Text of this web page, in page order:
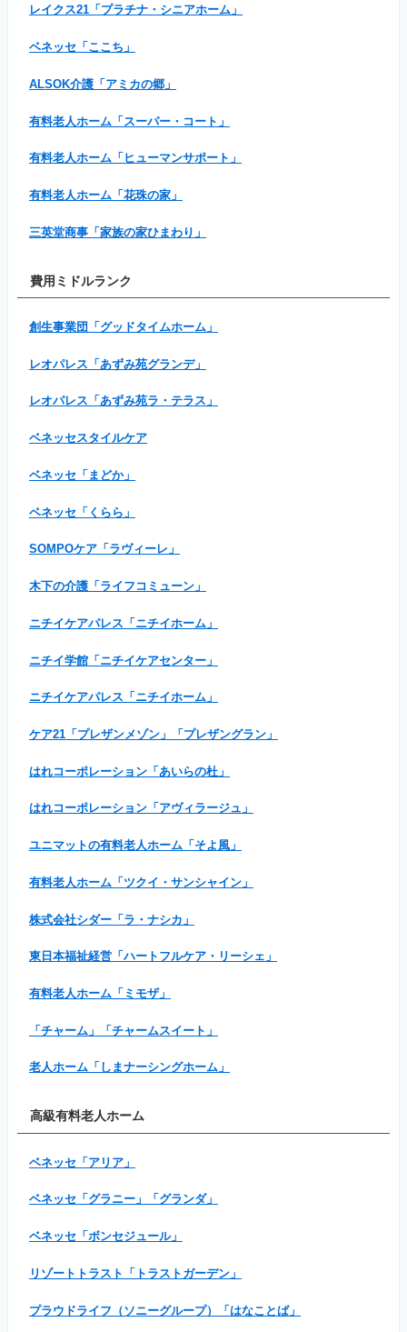
レイクス21「プラチナ・シニアホーム」
ベネッセ「ここち」
ALSOK介護「アミカの郷」
有料老人ホーム「スーパー・コート」
有料老人ホーム「ヒューマンサポート」
有料老人ホーム「花珠の家」
三英堂商事「家族の家ひまわり」
費用ミドルランク
創生事業団「グッドタイムホーム」
レオパレス「あずみ苑グランデ」
レオパレス「あずみ苑ラ・テラス」
ベネッセスタイルケア
ベネッセ「まどか」
ベネッセ「くらら」
SOMPOケア「ラヴィーレ」
木下の介護「ライフコミューン」
ニチイケアパレス「ニチイホーム」
ニチイ学館「ニチイケアセンター」
ニチイケアパレス「ニチイホーム」
ケア21「プレザンメゾン」「プレザングラン」
はれコーポレーション「あいらの杜」
はれコーポレーション「アヴィラージュ」
ユニマットの有料老人ホーム「そよ風」
有料老人ホーム「ツクイ・サンシャイン」
株式会社シダー「ラ・ナシカ」
東日本福祉経営「ハートフルケア・リーシェ」
有料老人ホーム「ミモザ」
「チャーム」「チャームスイート」
老人ホーム「しまナーシングホーム」
高級有料老人ホーム
ベネッセ「アリア」
ベネッセ「グラニー」「グランダ」
ベネッセ「ボンセジュール」
リゾートトラスト「トラストガーデン」
プラウドライフ（ソニーグループ）「はなことば」